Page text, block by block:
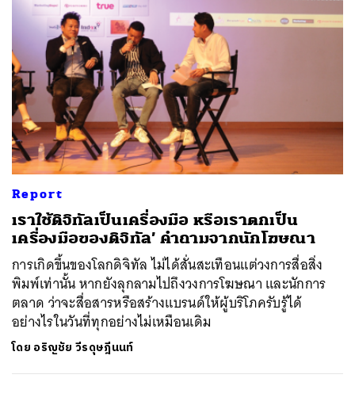
Report
เราใช้ดิจิทัลเป็นเครื่องมือ หรือเราตกเป็น
เครื่องมือของดิจิทัล’ คำถามจากนักโฆษณา
การเกิดขึ้นของโลกดิจิทัล ไม่ได้สั่นสะเทือนแต่วงการสื่อสิ่ง
พิมพ์เท่านั้น หากยังลุกลามไปถึงวงการโฆษณา และนักการ
ตลาด ว่าจะสื่อสารหรือสร้างแบรนด์ให้ผู้บริโภครับรู้ได้
อย่างไรในวันที่ทุกอย่างไม่เหมือนเดิม
โดย อริญชัย วีรดุษฎีนนท์